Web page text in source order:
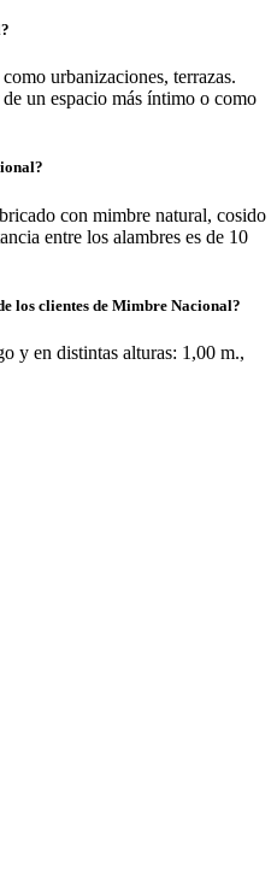
urbanizaciones, terrazas.
un espacio más íntimo o como
con mimbre natural, cosido
entre los alambres es de 10
los clientes de Mimbre Nacional?
y en distintas alturas: 1,00 m.,